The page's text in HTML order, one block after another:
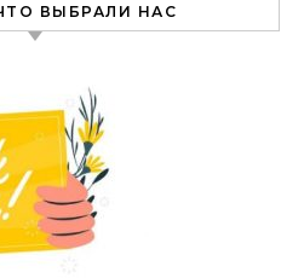
ВЫБРАЛИ НАС